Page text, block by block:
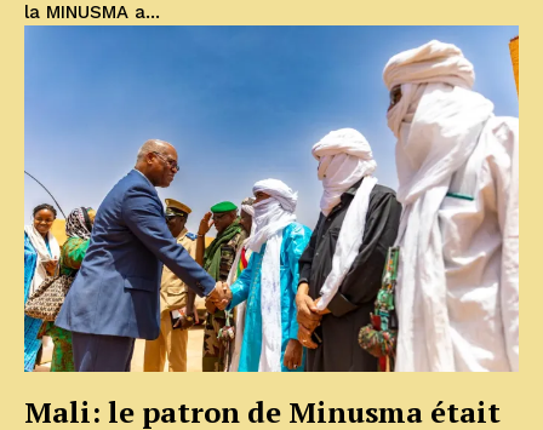
la MINUSMA a...
Mali: le patron de Minusma était